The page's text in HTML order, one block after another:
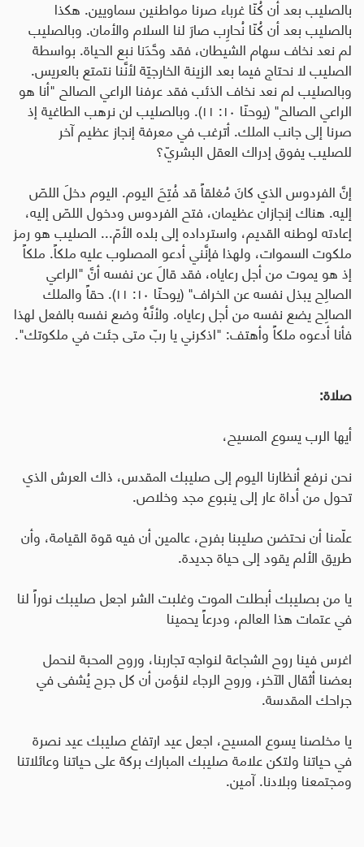
بالصليب بعد أن كُنّا غرباء صرنا مواطنين سماويين. هكذا
بالصليب بعد أن كُنّا نُحارِب صارَ لنا السلام والأمان. وبالصليب
لم نعد نخاف سهام الشيطان، فقد وحَّدَنا نبع الحياة. بواسطة
الصليب لا نحتاج فيما بعد الزينة الخارجيّة لأنَّنا نتمتع بالعريس.
وبالصليب لم نعد نخاف الذئب فقد عرفنا الراعي الصالح "أنا هو
الراعي الصالح" (يوحنّا ١٠: ١١). وبالصليب لن نرهب الطاغية إذ
صرنا إلى جانب الملك. أترغب في معرفة إنجاز عظيم آخر
للصليب يفوق إدراك العقل البشريّ؟
إنَّ الفردوس الذي كانَ مُغلقاً قد فُتِحَ اليوم. اليوم دخلَ اللصّ
إليه. هناك إنجازان عظيمان، فتح الفردوس ودخول اللصّ إليه،
إعادته لوطنه القديم، واسترداده إلى بلده الأمّ... الصليب هو رمز
ملكوت السموات، ولهذا فإنَّني أدعو المصلوب عليه ملكاً. ملكاً
إذ هو يموت من أجل رعاياه، فقد قالَ عن نفسه أنَّ "الراعي
الصالِح يبذل نفسه عن الخراف" (يوحنّا ١٠: ١١). حقاً والملك
الصالِح يضع نفسه من أجل رعاياه. ولأنَّهُ وضع نفسه بالفعل لهذا
فأنا أدعوه ملكاً وأهتف: "اذكرني يا ربّ متى جئت في ملكوتك".
صلاة:
أيها الرب يسوع المسيح،
نحن نرفع أنظارنا اليوم إلى صليبك المقدس، ذاك العرش الذي
تحول من أداة عار إلى ينبوع مجد وخلاص.
علّمنا أن نحتضن صليبنا بفرح، عالمين أن فيه قوة القيامة، وأن
طريق الألم يقود إلى حياة جديدة.
يا من بصليبك أبطلت الموت وغلبت الشر اجعل صليبك نوراً لنا
في عتمات هذا العالم، ودرعاً يحمينا
اغرس فينا روح الشجاعة لنواجه تجاربنا، وروح المحبة لنحمل
بعضنا أثقال الآخر، وروح الرجاء لنؤمن أن كل جرح يُشفى في
جراحك المقدسة.
يا مخلصنا يسوع المسيح، اجعل عيد ارتفاع صليبك عيد نصرة
في حياتنا ولتكن علامة صليبك المبارك بركة على حياتنا وعائلاتنا
ومجتمعنا وبلادنا. آمين.